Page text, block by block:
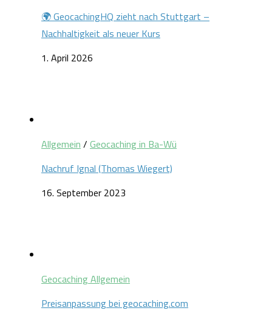
🌍 GeocachingHQ zieht nach Stuttgart –
Nachhaltigkeit als neuer Kurs
1. April 2026
Allgemein / Geocaching in Ba-Wü
Nachruf Ignal (Thomas Wiegert)
16. September 2023
Geocaching Allgemein
Preisanpassung bei geocaching.com